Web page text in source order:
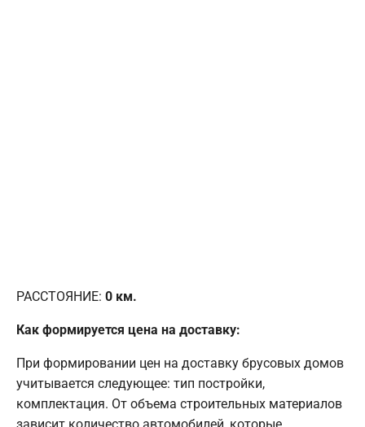
РАССТОЯНИЕ: 0 км.
Как формируется цена на доставку:
При формировании цен на доставку брусовых домов
учитывается следующее: тип постройки,
комплектация. От объема строительных материалов